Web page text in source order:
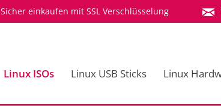
Sicher einkaufen mit SSL Verschlüsselung
Linux ISOs Linux USB Sticks Linux